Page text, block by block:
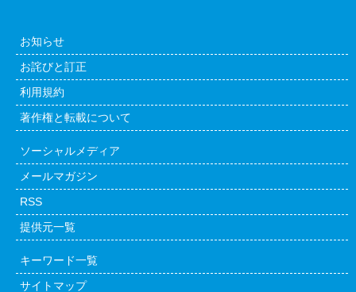
お知らせ
お詫びと訂正
利用規約
著作権と転載について
ソーシャルメディア
メールマガジン
RSS
提供元一覧
キーワード一覧
サイトマップ